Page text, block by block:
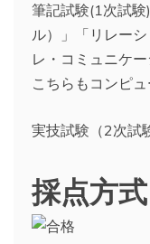
筆記試験(1次試
ル）」「リレー
レ・コミュニケー
こちらもコンピュ
実技試験（2次試
採点方